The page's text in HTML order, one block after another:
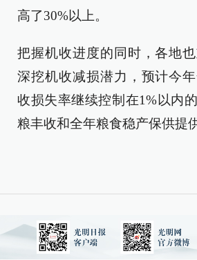
高了30%以上。
把握机收进度的同时，各地
深挖机收减损潜力，预计今
收损失率继续控制在1%以内
粮丰收和全年粮食稳产保供提